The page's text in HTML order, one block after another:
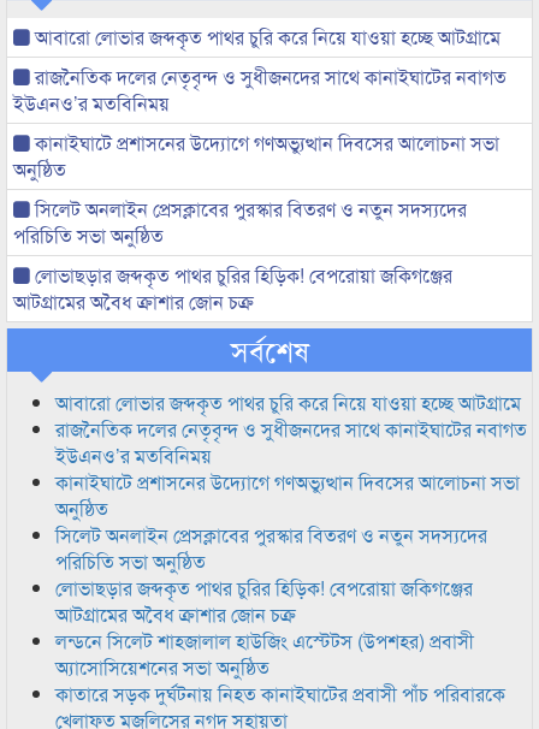
আবারো লোভার জব্দকৃত পাথর চুরি করে নিয়ে যাওয়া হচ্ছে আটগ্রামে
রাজনৈতিক দলের নেতৃবৃন্দ ও সুধীজনদের সাথে কানাইঘাটের নবাগত
ইউএনও’র মতবিনিময়
কানাইঘাটে প্রশাসনের উদ্যোগে গণঅভ্যুত্থান দিবসের আলোচনা সভা
অনুষ্ঠিত
সিলেট অনলাইন প্রেসক্লাবের পুরস্কার বিতরণ ও নতুন সদস্যদের
পরিচিতি সভা অনুষ্ঠিত
লোভাছড়ার জব্দকৃত পাথর চুরির হিড়িক! বেপরোয়া জকিগঞ্জের
আটগ্রামের অবৈধ ক্রাশার জোন চক্র
সর্বশেষ
আবারো লোভার জব্দকৃত পাথর চুরি করে নিয়ে যাওয়া হচ্ছে আটগ্রামে
রাজনৈতিক দলের নেতৃবৃন্দ ও সুধীজনদের সাথে কানাইঘাটের নবাগত
ইউএনও’র মতবিনিময়
কানাইঘাটে প্রশাসনের উদ্যোগে গণঅভ্যুত্থান দিবসের আলোচনা সভা
অনুষ্ঠিত
সিলেট অনলাইন প্রেসক্লাবের পুরস্কার বিতরণ ও নতুন সদস্যদের
পরিচিতি সভা অনুষ্ঠিত
লোভাছড়ার জব্দকৃত পাথর চুরির হিড়িক! বেপরোয়া জকিগঞ্জের
আটগ্রামের অবৈধ ক্রাশার জোন চক্র
লন্ডনে সিলেট শাহজালাল হাউজিং এস্টেটস (উপশহর) প্রবাসী
অ্যাসোসিয়েশনের সভা অনুষ্ঠিত
কাতারে সড়ক দুর্ঘটনায় নিহত কানাইঘাটের প্রবাসী পাঁচ পরিবারকে
খেলাফত মজলিসের নগদ সহায়তা